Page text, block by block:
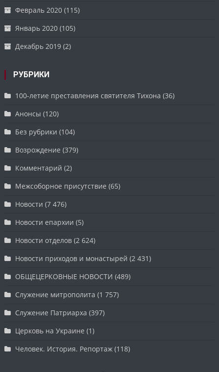
Февраль 2020 (115)
Январь 2020 (105)
Декабрь 2019 (2)
РУБРИКИ
100-летие преставления святителя Тихона (36)
Анонсы (120)
Без рубрики (104)
Возрождение (379)
Комментарий (2)
Межсоборное присутствие (65)
Новости (7 476)
Новости епархии (5)
Новости отделов (2 624)
Новости приходов и монастырей (2 431)
ОБЩЕЦЕРКОВНЫЕ НОВОСТИ (489)
Служение митрополита (1 757)
Служение Патриарха (397)
Церковь на Украине (1)
Человек. История. Репортаж (118)